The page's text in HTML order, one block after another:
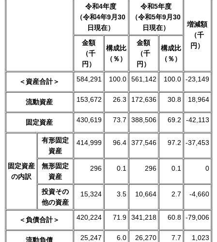
令和4年度
（令和4年9月30
日現在）
令和5年度
（令和5年9月30
日現在）
増減額
（千
円）
金額
（千
円）
構成比
（％）
金額
（千
円）
構成比
（％）
＜資産合計＞ 584,291 100.0 561,142 100.0 -23,149
流動資産 153,672 26.3 172,636 30.8 18,964
固定資産 430,619 73.7 388,506 69.2 -42,113
固定資産
の内訳
有形固定
資産
414,999 96.4 377,546 97.2 -37,453
無形固定
資産
296 0.1 296 0.1 0
投資その
他の資産
15,324 3.5 10,664 2.7 -4,660
＜負債合計＞ 420,224 71.9 341,218 60.8 -79,006
流動負債 25,247 6.0 26,270 7.7 1,023